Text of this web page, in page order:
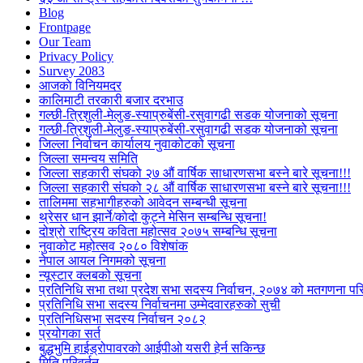
Blog
Frontpage
Our Team
Privacy Policy
Survey 2083
आजकाे विनियमदर
कालिमाटी तरकारी बजार दरभाउ
गल्छी-त्रिशुली-मेलुङ-स्याप्रुबेंसी-रसुवागढी सडक योजनाको सूचना
गल्छी-त्रिशुली-मेलुङ-स्याप्रुबेंसी-रसुवागढी सडक योजनाको सूचना
जिल्ला निर्वाचन कार्यालय नुवाकोटको सूचना
जिल्ला समन्वय समिति
जिल्ला सहकारी संघको २७ औं वार्षिक साधारणसभा बस्ने बारे सूचना!!!
जिल्ला सहकारी संघको २८ औं वार्षिक साधारणसभा बस्ने बारे सूचना!!!
तालिममा सहभागीहरुको आवेदन सम्बन्धी सूचना
थ्रेसर धान झार्ने/काेदाे कुट्ने मेसिन सम्बन्धि सूचना!
दोश्रो राष्ट्रिय कविता महोत्सव २०७५ सम्बन्धि सूचना
नुवाकोट महोत्सव २०८० विशेषांक
नेपाल आयल निगमको सूचना
न्यूस्टार क्लबको सूचना
प्रतिनिधि सभा तथा प्रदेश सभा सदस्य निर्वाचन, २०७४ को मतगणना
प्रतिनिधि सभा सदस्य निर्वाचनमा उम्मेदवारहरुको सुची
प्रतिनिधिसभा सदस्य निर्वाचन २०८२
प्रयोगका सर्त
बुद्धभुमि हाईड्रोपावरको आईपीओ यसरी हेर्न सकिन्छ